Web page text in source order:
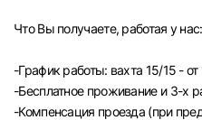
Ульяновск
Курган
Что Вы получаете, работая у нас:
-График работы: вахта 15/15 -
-Бесплатное проживание и 3-х
-Компенсация проезда (при